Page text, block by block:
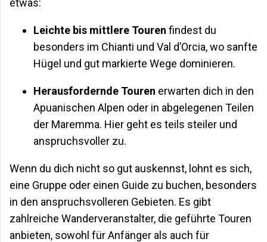
Leichte bis mittlere Touren findest du
besonders im Chianti und Val d’Orcia, wo sanfte
Hügel und gut markierte Wege dominieren.
Herausfordernde Touren erwarten dich in den
Apuanischen Alpen oder in abgelegenen Teilen
der Maremma. Hier geht es teils steiler und
anspruchsvoller zu.
Wenn du dich nicht so gut auskennst, lohnt es sich,
eine Gruppe oder einen Guide zu buchen, besonders
in den anspruchsvolleren Gebieten. Es gibt
zahlreiche Wanderveranstalter, die geführte Touren
anbieten, sowohl für Anfänger als auch für